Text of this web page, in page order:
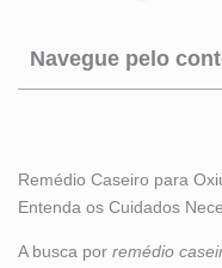
Navegue pelo
Remédio Caseiro para
Entenda os Cuidados
A busca por remédio